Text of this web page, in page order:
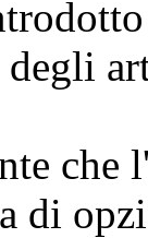
che
di